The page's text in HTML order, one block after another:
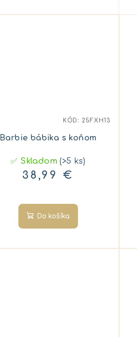
Barbie bábika s koňom
✅ Skladom(>5 ks)
38,99 €
Do košíka
KÓD: 25FXH13